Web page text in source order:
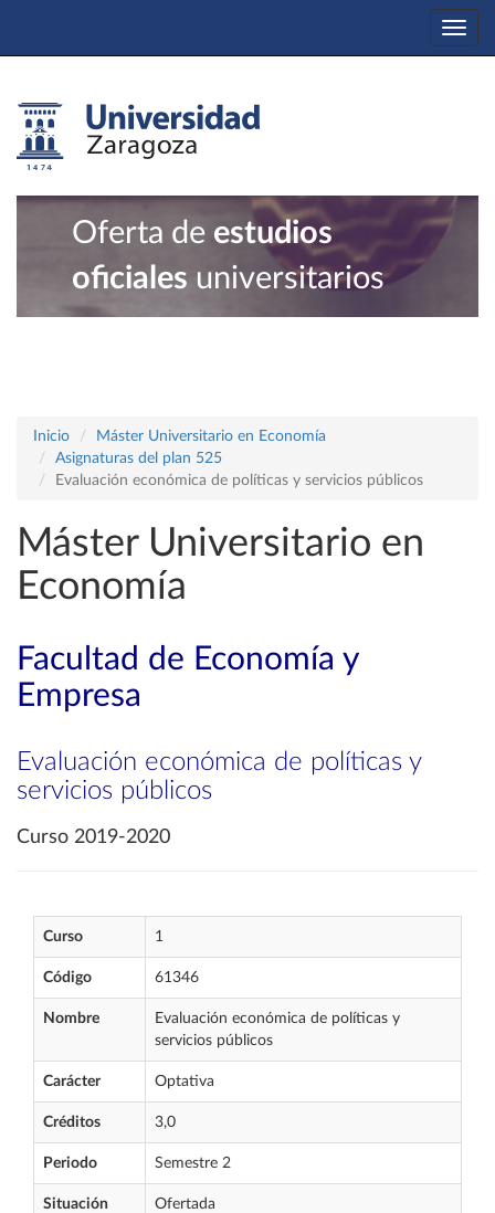
Oferta de estudios
oficiales universitarios
Inicio
Máster Universitario en Economía
Asignaturas del plan 525
Evaluación económica de políticas y servicios públicos
Máster Universitario en
Economía
Facultad de Economía y
Empresa
Evaluación económica de políticas y
servicios públicos
Curso 2019-2020
Curso 1
Código 61346
Nombre
Evaluación económica de políticas y
servicios públicos
Carácter Optativa
Créditos 3,0
Periodo Semestre 2
Situación Ofertada